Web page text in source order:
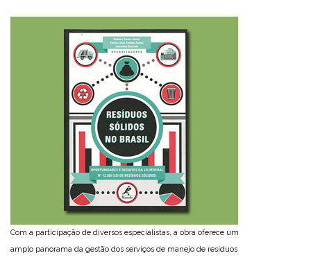
Com a participação de diversos especialistas, a obra oferece um
amplo panorama da gestão dos serviços de manejo de resíduos